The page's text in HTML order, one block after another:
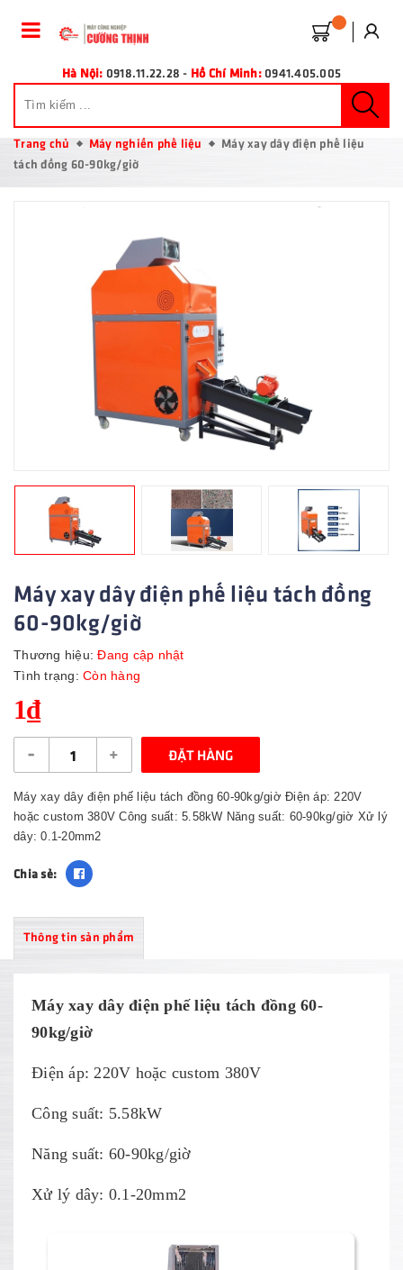
Hà Nội: 0918.11.22.28 - Hồ Chí Minh: 0941.405.005
Trang chủ Máy nghiền phế liệu
Máy xay dây điện phế liệu
tách đồng 60-90kg/giờ
Máy xay dây điện phế liệu tách đồng
60-90kg/giờ
Thương hiệu: Đang cập nhật
Tình trạng: Còn hàng
1₫
- + ĐẶT HÀNG
Máy xay dây điện phế liệu tách đồng 60-90kg/giờ Điện áp: 220V
hoặc custom 380V Công suất: 5.58kW Năng suất: 60-90kg/giờ Xử lý
dây: 0.1-20mm2
Chia sẻ:
Thông tin sản phẩm
Máy xay dây điện phế liệu tách đồng 60-
90kg/giờ
Điện áp: 220V hoặc custom 380V
Công suất: 5.58kW
Năng suất: 60-90kg/giờ
Xử lý dây: 0.1-20mm2